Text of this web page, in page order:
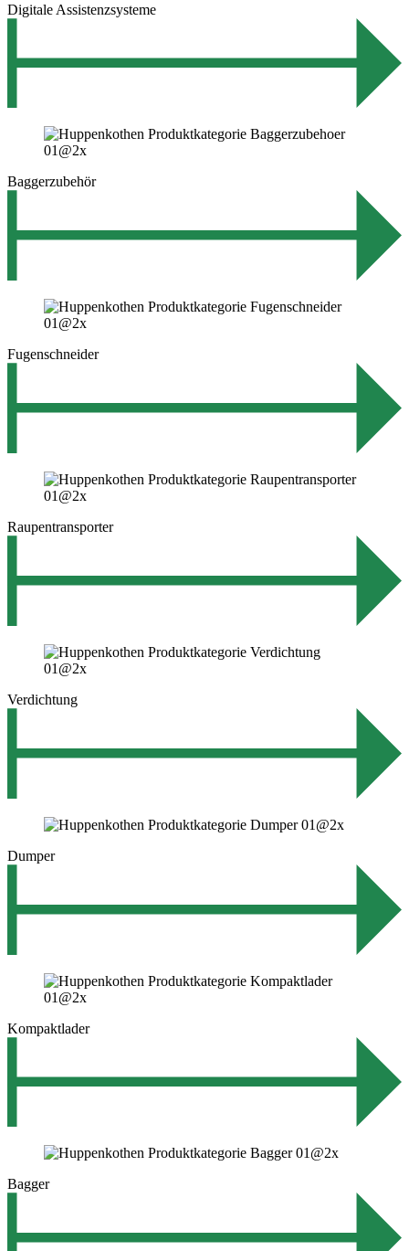
Digitale Assistenzsysteme
Baggerzubehör
Fugenschneider
Raupentransporter
Verdichtung
Dumper
Kompaktlader
Bagger